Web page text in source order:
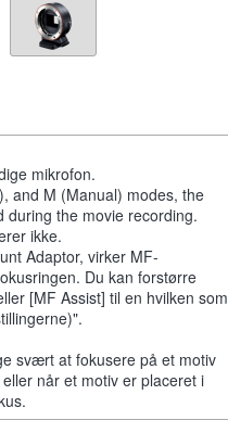
mikrofon.
and M (Manual) modes, the
the movie recording.
ikke.
Adaptor, virker MF-
Du kan forstørre
[MF Assist] til en hvilken som
svært at fokusere på et motiv
når et motiv er placeret i